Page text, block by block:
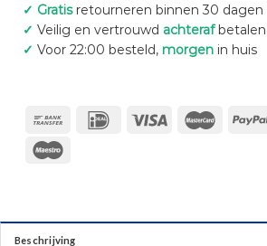
✓ Gratisretourneren binnen 30 dagen
✓ Veilig en vertrouwd achterafbetalen
✓ Voor 22:00 besteld, morgenin huis
Beschrijving